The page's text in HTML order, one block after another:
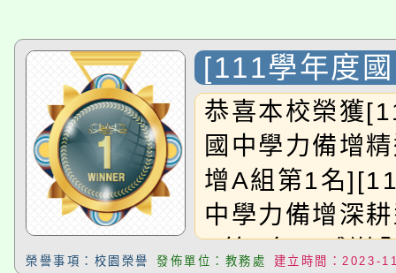
[111學年度
增精進型_國
1名][111學
力備增深耕
第3名]
恭喜本校榮獲
國中學力備增
增A組第1名
中學力備增深
A第3名]!!感謝
榮譽事項：校園榮譽 發佈單位：教務處 建立時間：2023-